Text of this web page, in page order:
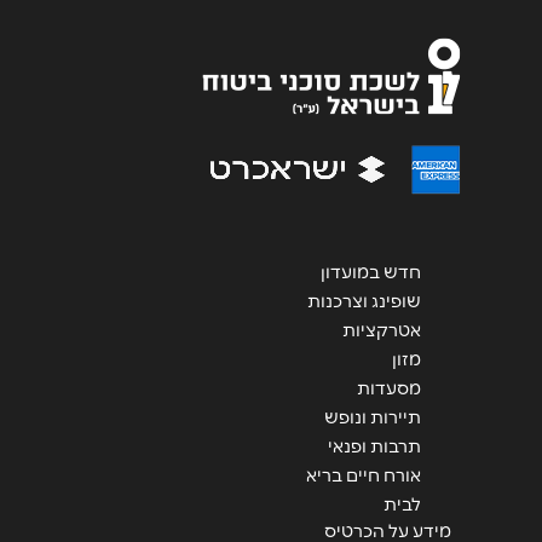
אנא חזרו אלי בקשר ל...
הודעה*
חדש במועדון
שופינג וצרכנות
אטרקציות
מזון
מסעדות
תיירות ונופש
תרבות ופנאי
אורח חיים בריא
לבית
מידע על הכרטיס